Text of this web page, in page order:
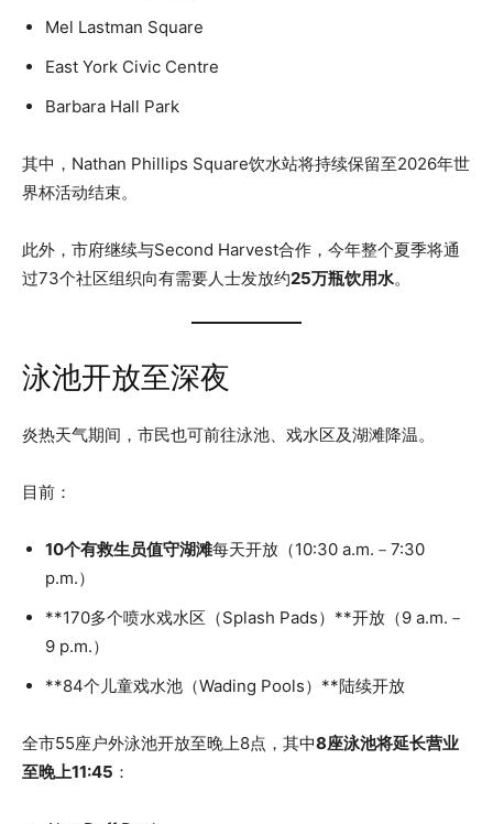
Mel Lastman Square
East York Civic Centre
Barbara Hall Park
其中，Nathan Phillips Square饮水站将持续保留至2026年世
界杯活动结束。
此外，市府继续与Second Harvest合作，今年整个夏季将通
过73个社区组织向有需要人士发放约25万瓶饮用水。
泳池开放至深夜
炎热天气期间，市民也可前往泳池、戏水区及湖滩降温。
目前：
10个有救生员值守湖滩每天开放（10:30 a.m.－7:30
p.m.）
**170多个喷水戏水区（Splash Pads）**开放（9 a.m.－
9 p.m.）
**84个儿童戏水池（Wading Pools）**陆续开放
全市55座户外泳池开放至晚上8点，其中8座泳池将延长营业
至晚上11:45 ：